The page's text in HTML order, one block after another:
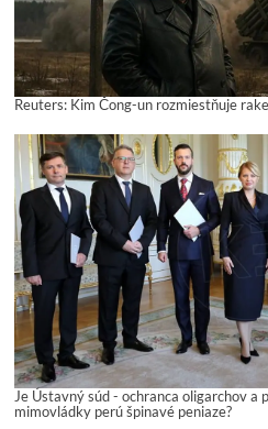
Reuters: Kim Čong-un rozmiestňuje
Je Ústavný súd - ochranca oligarchov a
mimovládky perú špinavé peniaze?